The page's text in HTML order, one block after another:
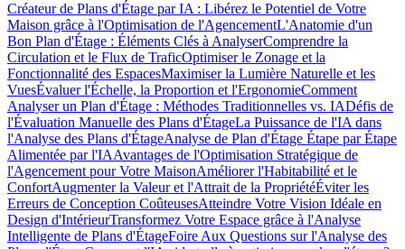
Créateur de Plans d'Étage par IA : Libérez le Potentiel de Votre
Maison grâce à l'Optimisation de l'AgencementL'Anatomie d'un
Bon Plan d'Étage : Éléments Clés à AnalyserComprendre la
Circulation et le Flux de TraficOptimiser le Zonage et la
Fonctionnalité des EspacesMaximiser la Lumière Naturelle et les
VuesÉvaluer l'Échelle, la Proportion et l'ErgonomieComment
Analyser un Plan d'Étage : Méthodes Traditionnelles vs. IADéfis de
l'Évaluation Manuelle des Plans d'ÉtageLa Puissance de l'IA dans
l'Analyse des Plans d'ÉtageAnalyse de Plan d'Étage Étape par Étape
Alimentée par l'IAAvantages de l'Optimisation Stratégique de
l'Agencement pour Votre MaisonAméliorer l'Habitabilité et le
ConfortAugmenter la Valeur et l'Attrait de la PropriétéÉviter les
Erreurs de Conception CoûteusesAtteindre Votre Vision Idéale en
Design d'IntérieurTransformez Votre Espace grâce à l'Analyse
Intelligente de Plans d'ÉtageFoire Aux Questions sur l'Analyse des